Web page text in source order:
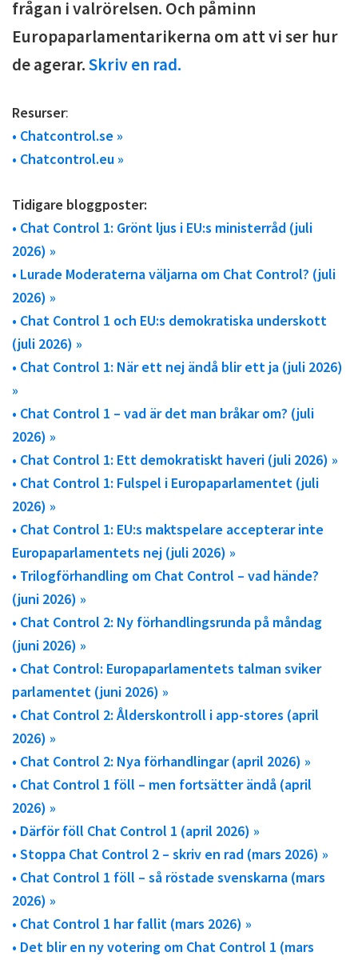
frågan i valrörelsen. Och påminn
Europaparlamentarikerna om att vi ser hur
de agerar.Skriv en rad.
Resurser:
• Chatcontrol.se »
• Chatcontrol.eu »
Tidigare bloggposter:
• Chat Control 1: Grönt ljus i EU:s ministerråd (juli
2026) »
• Lurade Moderaterna väljarna om Chat Control? (juli
2026) »
• Chat Control 1 och EU:s demokratiska underskott
(juli 2026) »
• Chat Control 1: När ett nej ändå blir ett ja (juli 2026)
»
• Chat Control 1 – vad är det man bråkar om? (juli
2026) »
• Chat Control 1: Ett demokratiskt haveri (juli 2026) »
• Chat Control 1: Fulspel i Europaparlamentet (juli
2026) »
• Chat Control 1: EU:s maktspelare accepterar inte
Europaparlamentets nej (juli 2026) »
• Trilogförhandling om Chat Control – vad hände?
(juni 2026) »
• Chat Control 2: Ny förhandlingsrunda på måndag
(juni 2026) »
• Chat Control: Europaparlamentets talman sviker
parlamentet (juni 2026) »
• Chat Control 2: Ålderskontroll i app-stores (april
2026) »
• Chat Control 2: Nya förhandlingar (april 2026) »
• Chat Control 1 föll – men fortsätter ändå (april
2026) »
• Därför föll Chat Control 1 (april 2026) »
• Stoppa Chat Control 2 – skriv en rad (mars 2026) »
• Chat Control 1 föll – så röstade svenskarna (mars
2026) »
• Chat Control 1 har fallit (mars 2026) »
• Det blir en ny votering om Chat Control 1 (mars